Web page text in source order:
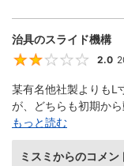
治具のスライド機構
2.0
某有名他社製よりもL
が、どちらも初期か
もっと読む
ミスミからのコメン